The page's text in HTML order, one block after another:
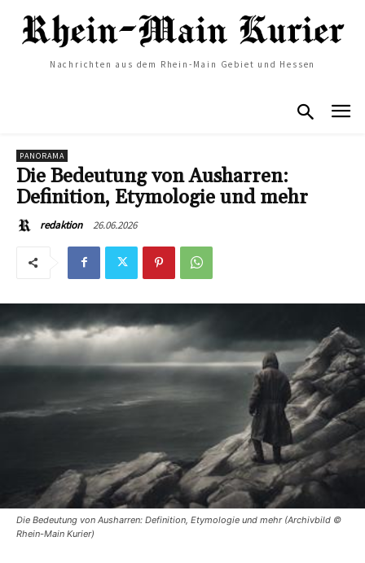
Nachrichten aus dem Rhein-Main Gebiet und Hessen
PANORAMA
Die Bedeutung von Ausharren:
Definition, Etymologie und mehr
redaktion 26.06.2026
Die Bedeutung von Ausharren: Definition, Etymologie und mehr (Archivbild ©
Rhein-Main Kurier)